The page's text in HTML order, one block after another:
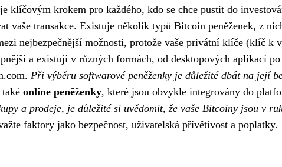
klíčovým krokem pro každého, kdo se chce pustit do
vaše transakce. Existuje několik typů Bitcoin peněženek, z
nejbezpečnější možnosti, protože vaše privátní klíče (klíč
a existují v různých formách, od desktopových aplikací
Při výběru softwarové peněženky je důležité dbát na její
online peněženky, které jsou obvykle integrovány do
a prodeje, je důležité si uvědomit, že vaše Bitcoiny jsou v
faktory jako bezpečnost, uživatelská přívětivost a poplatky.